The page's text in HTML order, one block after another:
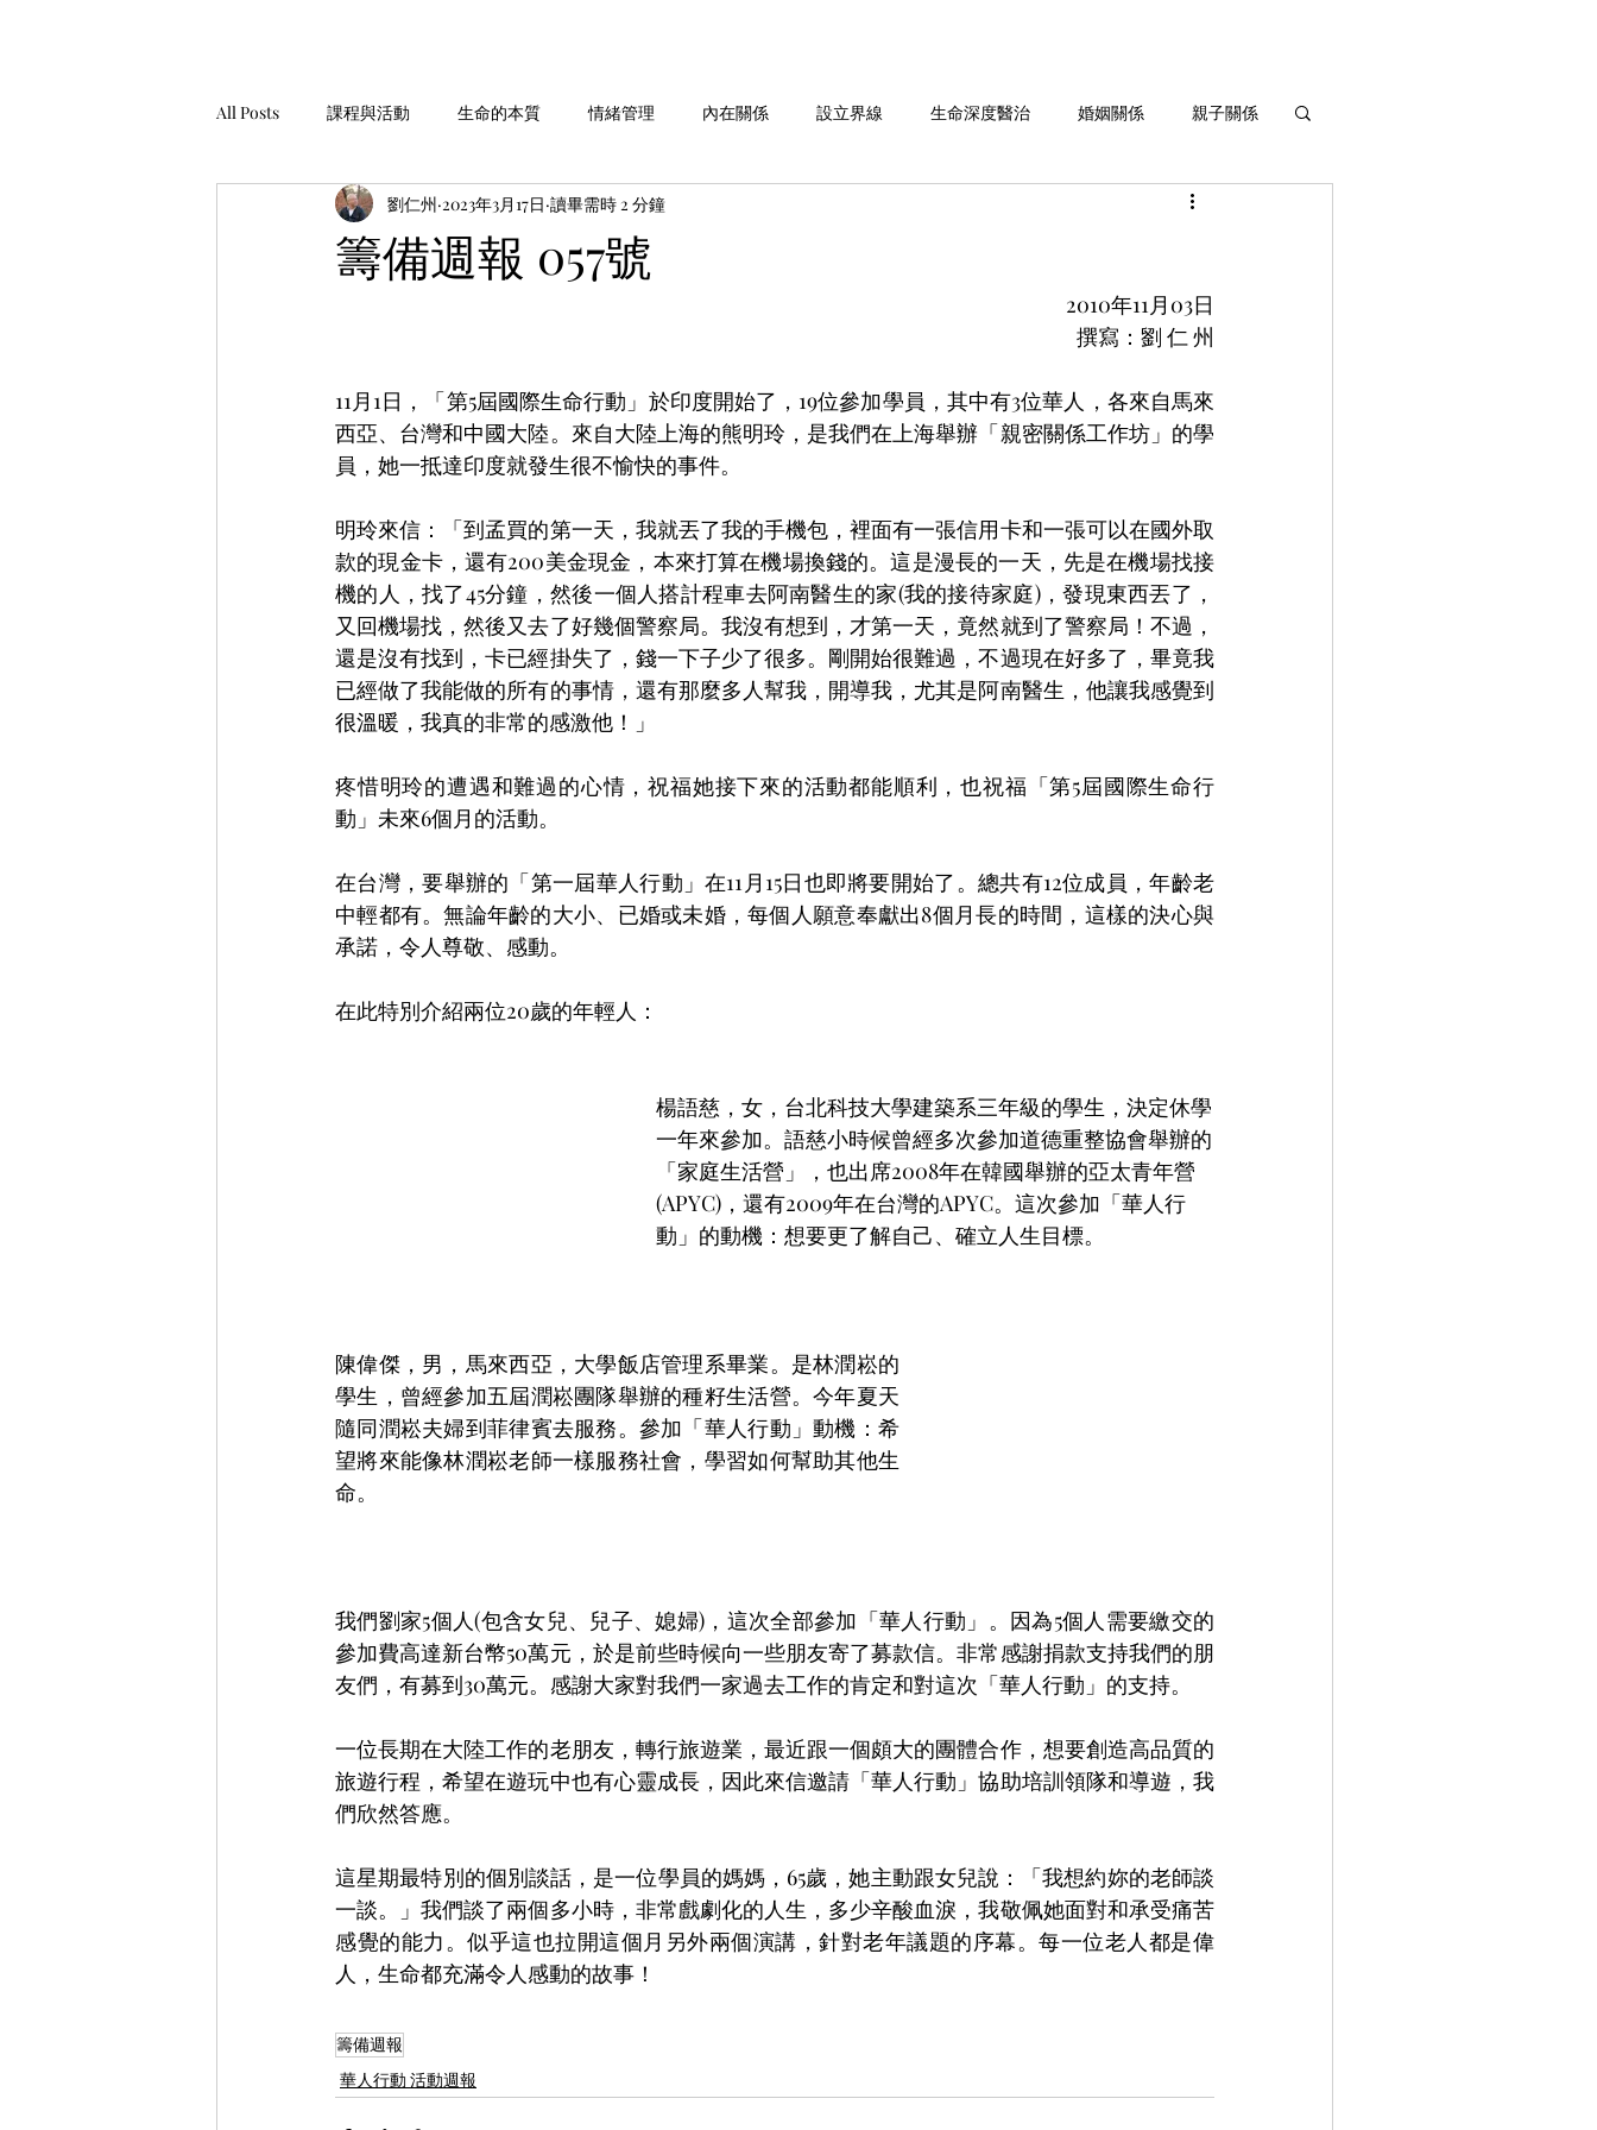
All Posts 課程與活動 生命的本質 情緒管理 內在關係 設立界線 生命深度醫治 婚姻關係 親子關係
工作與金錢 生命故事分享 劉老師說 系列 生命灌溉與成長
籌備週報 057號
劉仁州 2023年3月17日 讀畢需時 2 分鐘
2010年11月03日
撰寫：劉 仁 州
11月1日，「第5屆國際生命行動」於印度開始了，19位參加學員，其中有3位華人，各來自馬來
西亞、台灣和中國大陸。來自大陸上海的熊明玲，是我們在上海舉辦「親密關係工作坊」的學
員，她一抵達印度就發生很不愉快的事件。
明玲來信：「到孟買的第一天，我就丟了我的手機包，裡面有一張信用卡和一張可以在國外取
款的現金卡，還有200美金現金，本來打算在機場換錢的。這是漫長的一天，先是在機場找接
機的人，找了45分鐘，然後一個人搭計程車去阿南醫生的家(我的接待家庭)，發現東西丟了，
又回機場找，然後又去了好幾個警察局。我沒有想到，才第一天，竟然就到了警察局！不過，
還是沒有找到，卡已經掛失了，錢一下子少了很多。剛開始很難過，不過現在好多了，畢竟我
已經做了我能做的所有的事情，還有那麼多人幫我，開導我，尤其是阿南醫生，他讓我感覺到
很溫暖，我真的非常的感激他！」
疼惜明玲的遭遇和難過的心情，祝福她接下來的活動都能順利，也祝福「第5屆國際生命行
動」未來6個月的活動。
在台灣，要舉辦的「第一屆華人行動」在11月15日也即將要開始了。總共有12位成員，年齡老
中輕都有。無論年齡的大小、已婚或未婚，每個人願意奉獻出8個月長的時間，這樣的決心與
承諾，令人尊敬、感動。
在此特別介紹兩位20歲的年輕人：
楊語慈，女，台北科技大學建築系三年級的學生，決定休學
一年來參加。語慈小時候曾經多次參加道德重整協會舉辦的
「家庭生活營」，也出席2008年在韓國舉辦的亞太青年營
(APYC)，還有2009年在台灣的APYC。這次參加「華人行
動」的動機：想要更了解自己、確立人生目標。
陳偉傑，男，馬來西亞，大學飯店管理系畢業。是林潤崧的
學生，曾經參加五屆潤崧團隊舉辦的種籽生活營。今年夏天
隨同潤崧夫婦到菲律賓去服務。參加「華人行動」動機：希
望將來能像林潤崧老師一樣服務社會，學習如何幫助其他生
命。
我們劉家5個人(包含女兒、兒子、媳婦)，這次全部參加「華人行動」。因為5個人需要繳交的
參加費高達新台幣50萬元，於是前些時候向一些朋友寄了募款信。非常感謝捐款支持我們的朋
友們，有募到30萬元。感謝大家對我們一家過去工作的肯定和對這次「華人行動」的支持。
一位長期在大陸工作的老朋友，轉行旅遊業，最近跟一個頗大的團體合作，想要創造高品質的
旅遊行程，希望在遊玩中也有心靈成長，因此來信邀請「華人行動」協助培訓領隊和導遊，我
們欣然答應。
這星期最特別的個別談話，是一位學員的媽媽，65歲，她主動跟女兒說：「我想約妳的老師談
一談。」我們談了兩個多小時，非常戲劇化的人生，多少辛酸血淚，我敬佩她面對和承受痛苦
感覺的能力。似乎這也拉開這個月另外兩個演講，針對老年議題的序幕。每一位老人都是偉
人，生命都充滿令人感動的故事！
籌備週報
華人行動 活動週報